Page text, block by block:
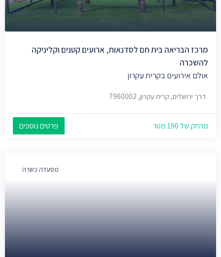
מרכז הבריאה בית חם לסדנאות, ארועים קטנים וקליניקה
להשכרה
אולם אירועים בקרית עקרון
דרך ירושלים, קרית עקרון, 7960002
מרחק של 190 מטר פרטים נוספים
מסעדה כשרה